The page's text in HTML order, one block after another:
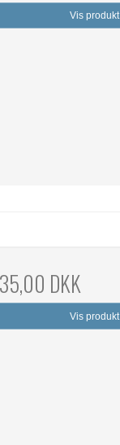
Vis produkt
DKK
Vis produkt